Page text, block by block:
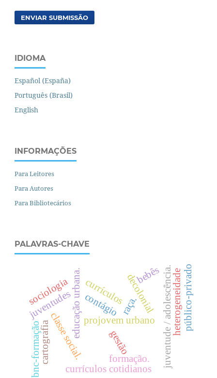
ENVIAR SUBMISSÃO
IDIOMA
Español (España)
Português (Brasil)
English
INFORMAÇÕES
Para Leitores
Para Autores
Para Bibliotecários
PALAVRAS-CHAVE
currículos
projovem urbano juventude / adolescência.
e
d
u
c
a
ç
ã
o
u
r
b
a
n
a
.
c
l
a
s
s
e
s
o
c
i
a
l
.
raça.
gestão
juventudes heterogeneidadepúblico-privado
currículos cotidianos
formação.
decolonial
bebês
contágio
cartografia
bnc-formação
sociologia